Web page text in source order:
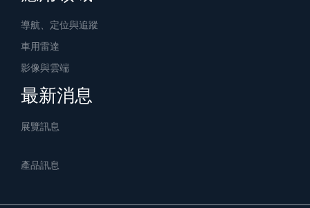
導航、定位與追蹤
車用雷達
影像與雲端
最新消息
展覽訊息
產品訊息